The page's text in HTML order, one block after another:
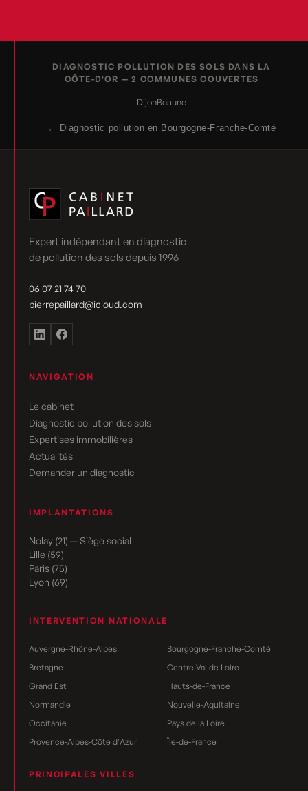
DIAGNOSTIC POLLUTION DES SOLS DANS LA
CÔTE-D'OR — 2 COMMUNES COUVERTES
DijonBeaune
← Diagnostic pollution en Bourgogne-Franche-Comté
Expert indépendant en diagnostic
de pollution des sols depuis 1996
06 07 21 74 70
pierrepaillard@icloud.com
NAVIGATION
Le cabinet
Diagnostic pollution des sols
Expertises immobilières
Actualités
Demander un diagnostic
IMPLANTATIONS
Nolay (21) — Siège social
Lille (59)
Paris (75)
Lyon (69)
INTERVENTION NATIONALE
Auvergne-Rhône-Alpes
Bourgogne-Franche-Comté
Bretagne
Centre-Val de Loire
Grand Est
Hauts-de-France
Normandie
Nouvelle-Aquitaine
Occitanie
Pays de la Loire
Provence-Alpes-Côte d'Azur
Île-de-France
PRINCIPALES VILLES